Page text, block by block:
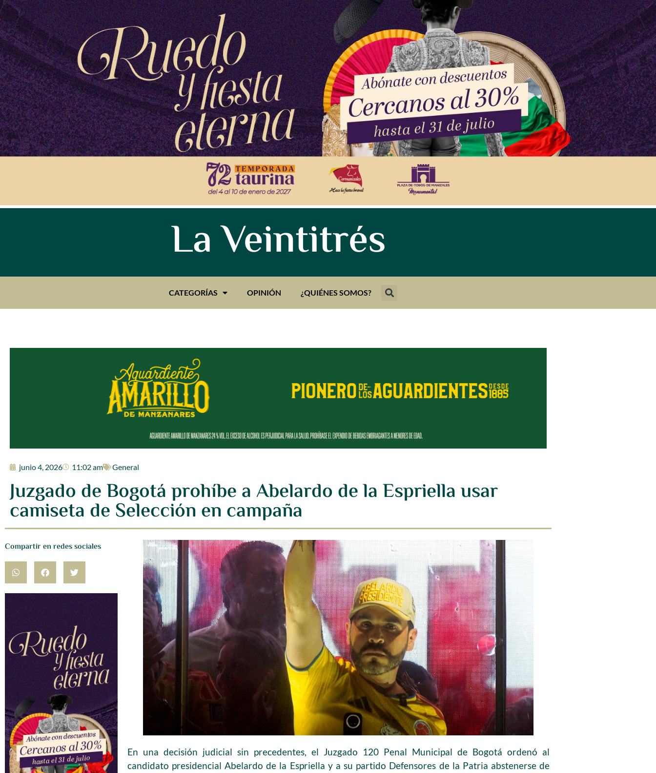
La Veintitrés
CATEGORÍAS OPINIÓN ¿QUIÉNES SOMOS?
junio 4, 2026 11:02 am General
Juzgado de Bogotá prohíbe a Abelardo de la Espriella usar
camiseta de Selección en campaña
Compartir en redes sociales
En una decisión judicial sin precedentes, el Juzgado 120 Penal Municipal de Bogotá ordenó al
candidato presidencial Abelardo de la Espriella y a su partido Defensores de la Patria abstenerse de